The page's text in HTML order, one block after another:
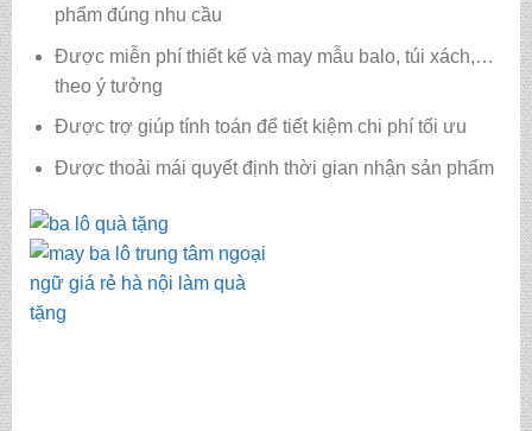
phẩm đúng nhu cầu
Được miễn phí thiết kế và may mẫu balo, túi xách,…
theo ý tưởng
Được trợ giúp tính toán để tiết kiệm chi phí tối ưu
Được thoải mái quyết định thời gian nhận sản phẩm